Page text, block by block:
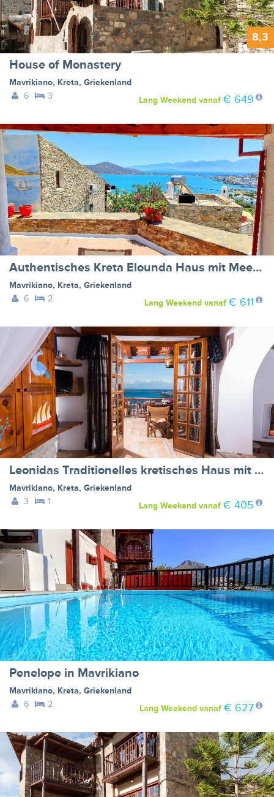
8,3
House of Monastery
Mavrikiano, Kreta, Griekenland
6
3 Lang Weekendvanaf € 649
Authentisches Kreta Elounda Haus mit Meerblick Margarita
Mavrikiano, Kreta, Griekenland
6
2 Lang Weekendvanaf € 611
Leonidas Traditionelles kretisches Haus mit Meerblick
Mavrikiano, Kreta, Griekenland
3
1 Lang Weekendvanaf € 405
Penelope in Mavrikiano
Mavrikiano, Kreta, Griekenland
6
2 Lang Weekendvanaf € 627